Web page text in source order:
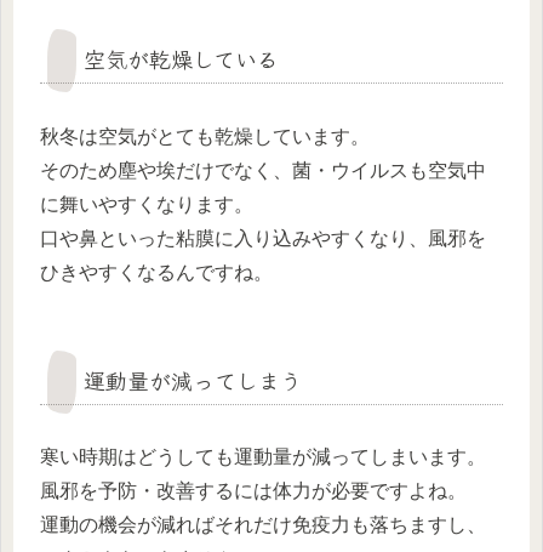
空気が乾燥している
秋冬は空気がとても乾燥しています。
そのため塵や埃だけでなく、菌・ウイルスも空気中
に舞いやすくなります。
口や鼻といった粘膜に入り込みやすくなり、風邪を
ひきやすくなるんですね。
運動量が減ってしまう
寒い時期はどうしても運動量が減ってしまいます。
風邪を予防・改善するには体力が必要ですよね。
運動の機会が減ればそれだけ免疫力も落ちますし、